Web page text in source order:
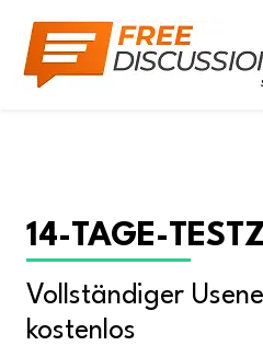
14-TAGE-
Vollständiger
kostenlos